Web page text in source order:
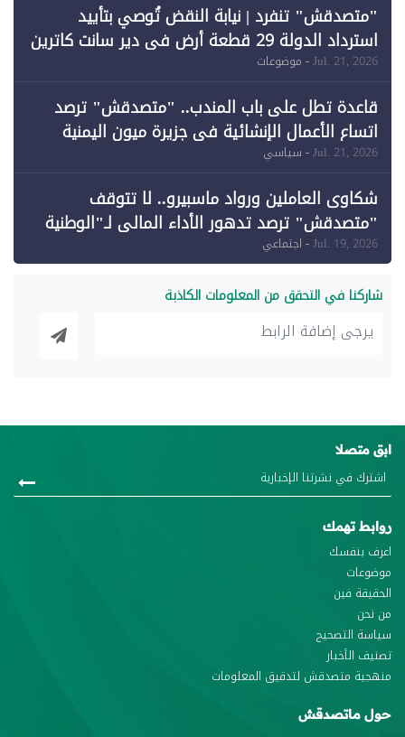
"متصدقش" تنفرد | نيابة النقض تُوصي بتأييد
استرداد الدولة 29 قطعة أرض في دير سانت كاترين
وقبول طعن الحكومة جزئيًا (1)
Jul. 21, 2026- موضوعات
قاعدة تطل على باب المندب.. "متصدقش" ترصد
اتساع الأعمال الإنشائية في جزيرة ميون اليمنية
Jul. 21, 2026- سياسي
شكاوى العاملين ورواد ماسبيرو.. لا تتوقف
"متصدقش" ترصد تدهور الأداء المالي لـ"الوطنية
للإعلام"
Jul. 19, 2026- اجتماعي
شاركنا في التحقق من المعلومات الكاذبة
ابق متصلا
روابط تهمك
اعرف بنفسك
موضوعات
الحقيقة فين
من نحن
سياسة التصحيح
تصنيف الأخبار
منهجية متصدقش لتدقيق المعلومات
حول ماتصدقش